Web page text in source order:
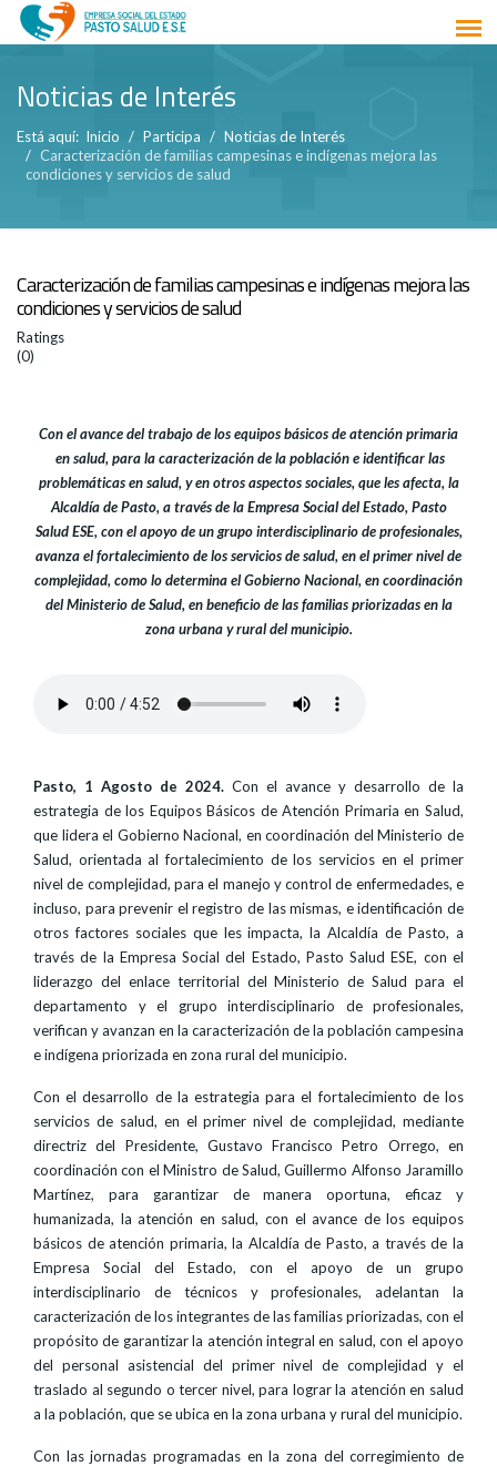
Noticias de Interés
Está aquí: Inicio Participa
Noticias de Interés
Caracterización de familias campesinas e indígenas mejora las
condiciones y servicios de salud
Caracterización de familias campesinas e indígenas mejora las
condiciones y servicios de salud
Ratings
(0)
Con el avance del trabajo de los equipos básicos de atención primaria
en salud, para la caracterización de la población e identificar las
problemáticas en salud, y en otros aspectos sociales, que les afecta, la
Alcaldía de Pasto, a través de la Empresa Social del Estado, Pasto
Salud ESE, con el apoyo de un grupo interdisciplinario de profesionales,
avanza el fortalecimiento de los servicios de salud, en el primer nivel de
complejidad, como lo determina el Gobierno Nacional, en coordinación
del Ministerio de Salud, en beneficio de las familias priorizadas en la
zona urbana y rural del municipio.
Pasto, 1 Agosto de 2024. Con el avance y desarrollo de la
estrategia de los Equipos Básicos de Atención Primaria en Salud,
que lidera el Gobierno Nacional, en coordinación del Ministerio de
Salud, orientada al fortalecimiento de los servicios en el primer
nivel de complejidad, para el manejo y control de enfermedades, e
incluso, para prevenir el registro de las mismas, e identificación de
otros factores sociales que les impacta, la Alcaldía de Pasto, a
través de la Empresa Social del Estado, Pasto Salud ESE, con el
liderazgo del enlace territorial del Ministerio de Salud para el
departamento y el grupo interdisciplinario de profesionales,
verifican y avanzan en la caracterización de la población campesina
e indígena priorizada en zona rural del municipio.
Con el desarrollo de la estrategia para el fortalecimiento de los
servicios de salud, en el primer nivel de complejidad, mediante
directriz del Presidente, Gustavo Francisco Petro Orrego, en
coordinación con el Ministro de Salud, Guillermo Alfonso Jaramillo
Martínez, para garantizar de manera oportuna, eficaz y
humanizada, la atención en salud, con el avance de los equipos
básicos de atención primaria, la Alcaldía de Pasto, a través de la
Empresa Social del Estado, con el apoyo de un grupo
interdisciplinario de técnicos y profesionales, adelantan la
caracterización de los integrantes de las familias priorizadas, con el
propósito de garantizar la atención integral en salud, con el apoyo
del personal asistencial del primer nivel de complejidad y el
traslado al segundo o tercer nivel, para lograr la atención en salud
a la población, que se ubica en la zona urbana y rural del municipio.
Con las jornadas programadas en la zona del corregimiento de